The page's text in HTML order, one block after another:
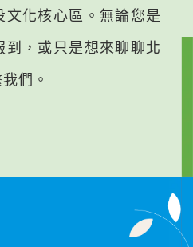
化核心區。無論您是
，或只是想來聊聊北
們。